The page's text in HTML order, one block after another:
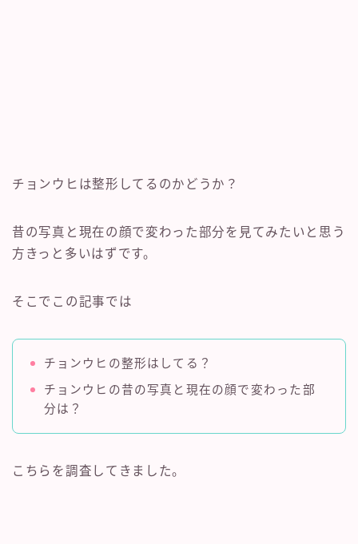
チョンウヒは整形してるのかどうか？
昔の写真と現在の顔で変わった部分を見てみたいと思う
方きっと多いはずです。
そこでこの記事では
チョンウヒの整形はしてる？
チョンウヒの昔の写真と現在の顔で変わった部
分は？
こちらを調査してきました。